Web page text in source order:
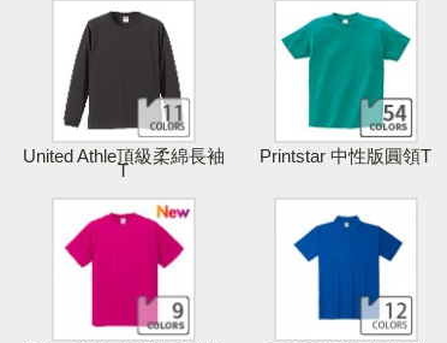
United Athle頂級柔綿長袖
T
Printstar 中性版圓領T